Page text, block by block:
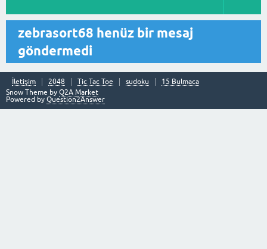
zebrasort68 henüz bir mesaj
göndermedi
İletişim 2048 Tic Tac Toe sudoku
15 Bulmaca
Snow Theme by Q2A Market
Powered by Question2Answer